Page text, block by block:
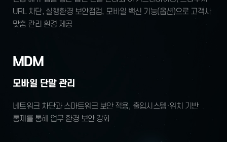
URL 차단, 실행환경 보안점검, 모바일 백신 기능(옵션)으로 고객사
맞춤 관리 환경 제공
MDM
모바일 단말 관리
네트워크 차단과 스마트워크 보안 적용, 출입시스템·위치 기반
통제를 통해 업무 환경 보안 강화